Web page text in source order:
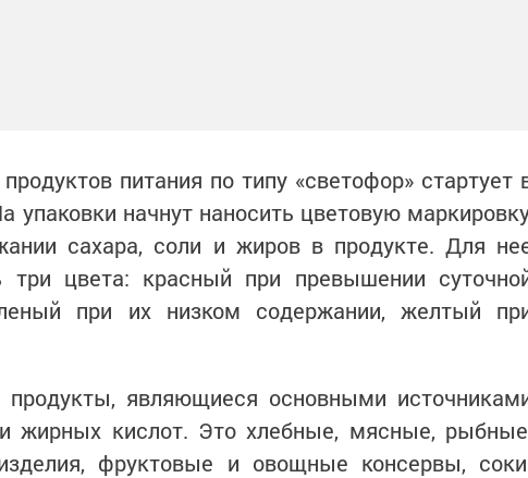
питания по типу «светофор» стартует
упаковки начнут наносить цветовую
сахара, соли и жиров в продукте. Для
три цвета: красный при превышении
при их низком содержании, желтый
продукты, являющиеся основными
жирных кислот. Это хлебные, мясные,
фруктовые и овощные консервы,